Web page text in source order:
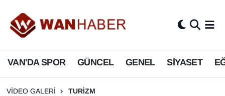
VAN'DA SPOR GÜNCEL GENEL SİYASET
VIDEO GALERI TURIZM
3.SAYFA
ASAYİŞ
BİLİM VE TEKNOLOJİ
Van Nöbetçi Eczaneler
Van Hava Durumu
Van Namaz Vakitleri